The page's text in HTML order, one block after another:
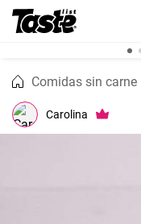
Comidas sin carne
Carolina